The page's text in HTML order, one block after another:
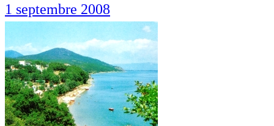
1 septembre 2008